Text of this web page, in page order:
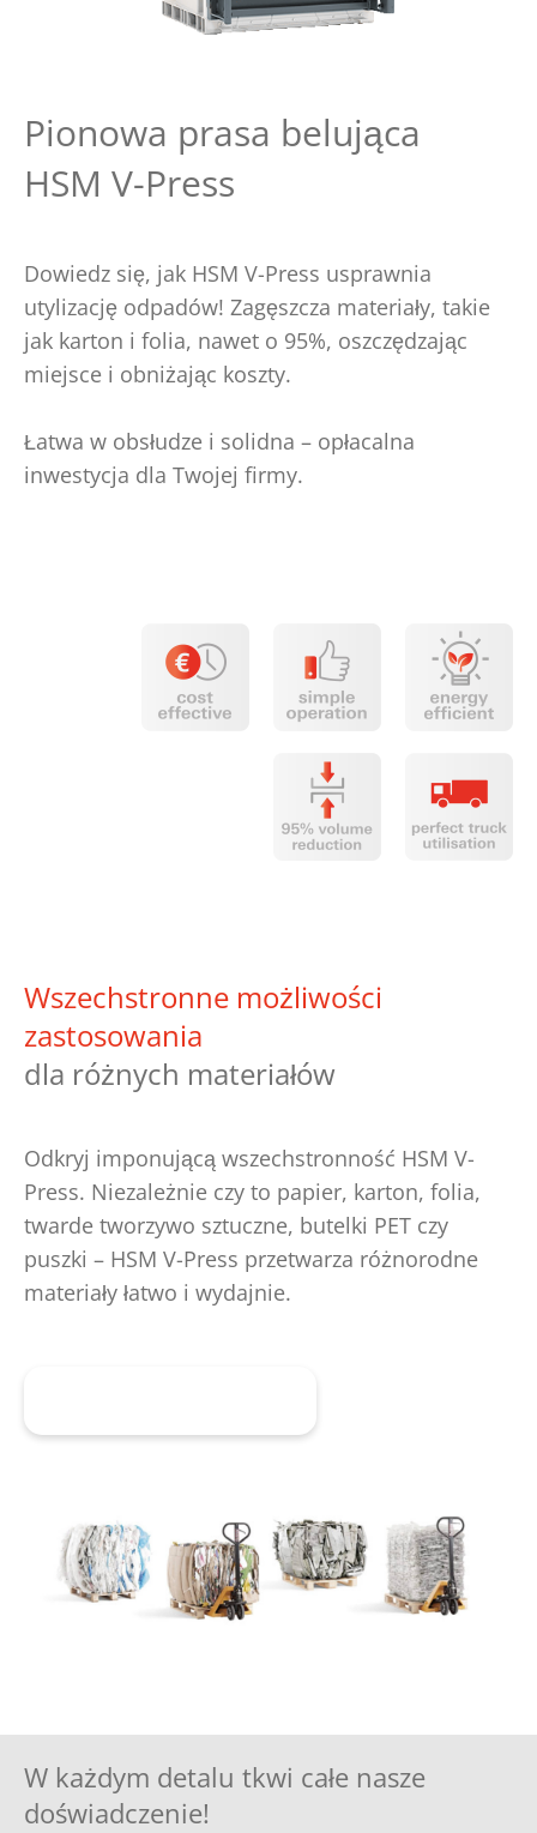
Pionowa prasa belująca
HSM V-Press
Dowiedz się, jak HSM V-Press usprawnia
utylizację odpadów! Zagęszcza materiały, takie
jak karton i folia, nawet o 95%, oszczędzając
miejsce i obniżając koszty.
Łatwa w obsłudze i solidna – opłacalna
inwestycja dla Twojej firmy.
Wszechstronne możliwości
zastosowania
dla różnych materiałów
Odkryj imponującą wszechstronność HSM V-
Press. Niezależnie czy to papier, karton, folia,
twarde tworzywo sztuczne, butelki PET czy
puszki – HSM V-Press przetwarza różnorodne
materiały łatwo i wydajnie.
W każdym detalu tkwi całe nasze
doświadczenie!